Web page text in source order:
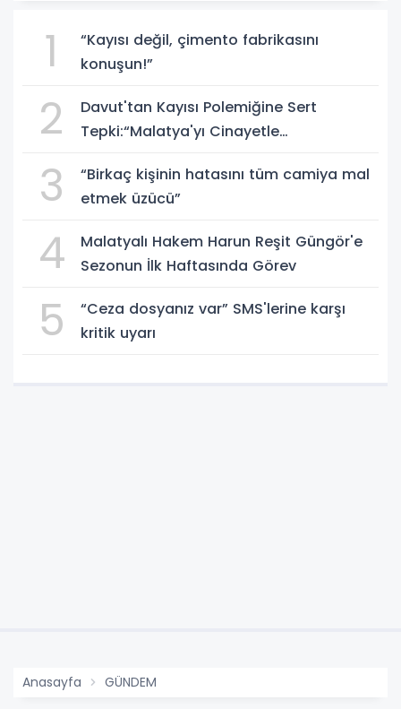
1
“Kayısı değil, çimento fabrikasını
konuşun!”
2
Davut'tan Kayısı Polemiğine Sert
Tepki:“Malatya'yı Cinayetle
3
“Birkaç kişinin hatasını tüm camiya mal
etmek üzücü”
4
Malatyalı Hakem Harun Reşit Güngör'e
Sezonun İlk Haftasında Görev
5
“Ceza dosyanız var” SMS'lerine karşı
kritik uyarı
Anasayfa GÜNDEM